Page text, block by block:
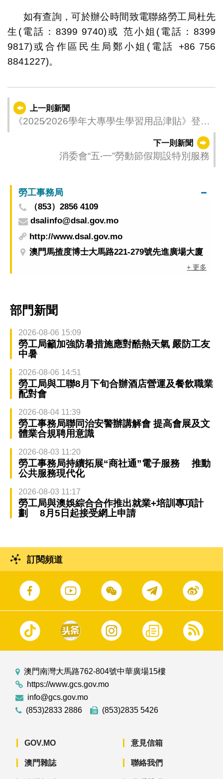
如有查詢，可於辦公時間致電聯絡勞工局杜先
生(電話：8399 9740)或 范小姐(電話：8399
9817)或合作區民生局鄭小姐(電話 +86 756
8841227)。
上一則新聞
《2025∕2026學年大專學生學習用品津貼》登記
下一則新聞
消委會“五‧一”勞動節假期設特別服務
勞工事務局
（853）2856 4109
dsalinfo@dsal.gov.mo
http://www.dsal.gov.mo
澳門馬揸度博士大馬路221-279號先進廣場大廈
+ 更多
部門新聞
2026-08-06 15:09
勞工局籲加強防暑措施應對酷熱天氣 嚴防工友
中暑
2026-08-06 14:51
勞工局與工聯8月下旬合辦酒店營運及餐飲職業
配對會
2026-08-04 11:39
勞工事務局聯同治安警辦講解會 提高會展及文
體業合規聘用意識
2026-08-03 11:20
勞工事務局持續拓展“商社通”電子服務 推動
公共服務現代化
2026-08-03 11:17
勞工局與澳娛綜合合作推出就業+培訓專項計
劃 8月5日起接受網上申請
訂閱頻道
澳門南灣大馬路762-804號中華廣場15樓
https://www.gcs.gov.mo
info@gcs.gov.mo
(853)2833 2886
(853)2835 5426
GOV.MO
澳門雜誌
意見信箱
聯絡我們